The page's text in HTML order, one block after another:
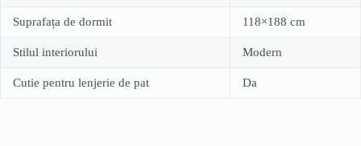
Suprafața de dormit 118×188 cm
Stilul interiorului Modern
Cutie pentru lenjerie de pat Da